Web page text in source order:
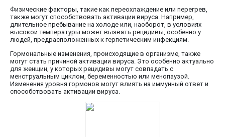
Физические факторы, такие как переохлаждение или перегрев,
также могут способствовать активации вируса. Например,
длительное пребывание на холоде или, наоборот, в условиях
высокой температуры может вызвать рецидивы, особенно у
людей, предрасположенных к герпетическим инфекциям.
Гормональные изменения, происходящие в организме, также
могут стать причиной активации вируса. Это особенно актуально
для женщин, у которых рецидивы могут совпадать с
менструальным циклом, беременностью или менопаузой.
Изменения уровня гормонов могут влиять на иммунный ответ и
способствовать активации вируса.